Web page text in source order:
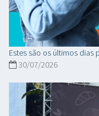
Estes são os últimos dias
30/07/2026